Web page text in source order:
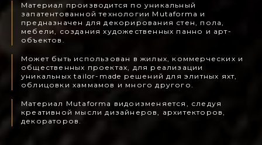
Материал производится по уникальный
запатентованной технологии Mutaforma и
предназначен для декорирования стен, пола,
мебели, создания художественных панно и арт-
объектов.
Может быть использован в жилых, коммерческих и
общественных проектах, для реализации
уникальных tailor-made решений для элитных яхт,
облицовки хаммамов и много другого.
Материал Mutaforma видоизменяется, следуя
креативной мысли дизайнеров, архитекторов,
декораторов.